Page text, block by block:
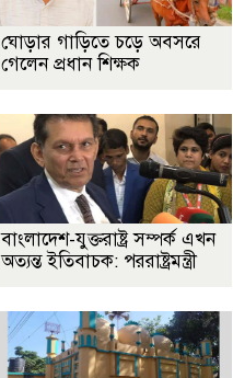
ঘোড়ার গাড়িতে চড়ে অবসরে
গেলেন প্রধান শিক্ষক
বাংলাদেশ-যুক্তরাষ্ট্র সম্পর্ক এখন
অত্যন্ত ইতিবাচক: পররাষ্ট্রমন্ত্রী